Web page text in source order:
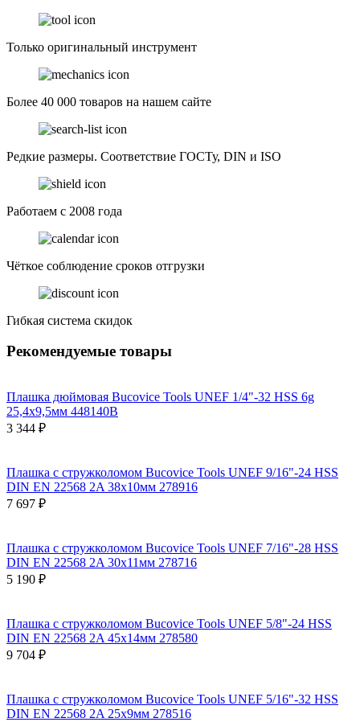
Только оригинальный инструмент
Более 40 000 товаров на нашем сайте
Редкие размеры. Соответствие ГОСТу, DIN и ISO
Работаем с 2008 года
Чёткое соблюдение сроков отгрузки
Гибкая система скидок
Рекомендуемые товары
Плашка дюймовая Bucovice Tools UNEF 1/4"-32 HSS 6g
25,4x9,5мм 448140B
3 344 ₽
Плашка с стружколомом Bucovice Tools UNEF 9/16"-24 HSS
DIN EN 22568 2A 38x10мм 278916
7 697 ₽
Плашка с стружколомом Bucovice Tools UNEF 7/16"-28 HSS
DIN EN 22568 2A 30x11мм 278716
5 190 ₽
Плашка с стружколомом Bucovice Tools UNEF 5/8"-24 HSS
DIN EN 22568 2A 45x14мм 278580
9 704 ₽
Плашка с стружколомом Bucovice Tools UNEF 5/16"-32 HSS
DIN EN 22568 2A 25x9мм 278516